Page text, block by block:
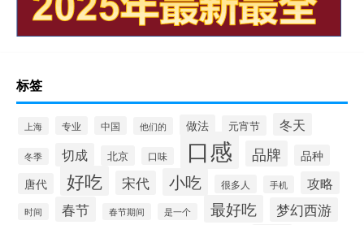
标签
上海 专业 中国 他们的 做法 元宵节 冬天
冬季 切成 北京 口味 口感 品牌
品种
唐代
好吃 宋代 小吃 很多人 手机 攻略
时间 春节 春节期间 是一个 最好吃 梦幻西游